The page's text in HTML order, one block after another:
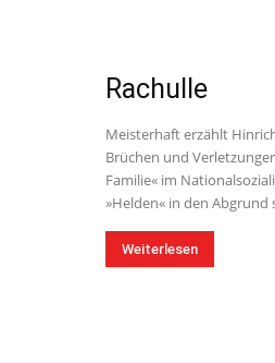
Rachulle
Meisterhaft erzählt
Brüchen und
Familie« im
»Helden« in den Abgrund
Weiterlesen